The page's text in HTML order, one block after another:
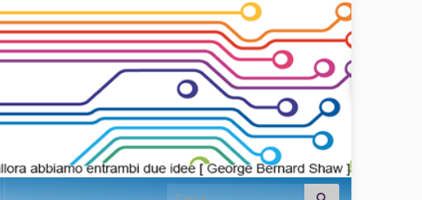
Search for: